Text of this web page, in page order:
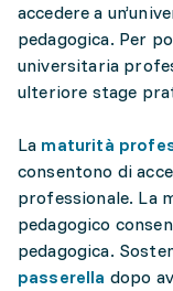
accedere a
pedagogica. Per
universitaria
ulteriore stage
La maturità
consentono di
professionale. La
pedagogico
pedagogica.
passerella dopo